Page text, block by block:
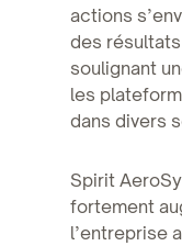
actions
des
soulignant
les
dans divers
Spirit
fortement
l’entreprise